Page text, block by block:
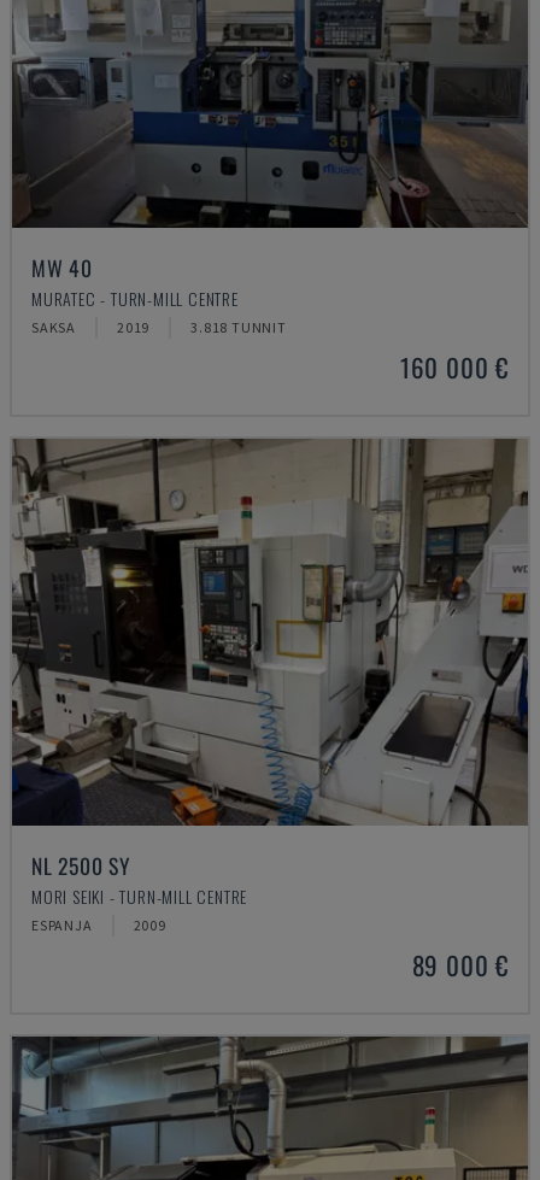
MW 40
MURATEC - TURN-MILL CENTRE
SAKSA 2019 3.818 TUNNIT
160 000 €
NL 2500 SY
MORI SEIKI - TURN-MILL CENTRE
ESPANJA 2009
89 000 €